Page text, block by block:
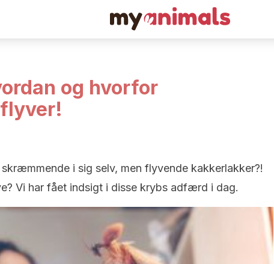
og hvorfor
i sig selv, men flyvende kakkerlakker?!
Vi har fået indsigt i disse krybs adfærd i dag.